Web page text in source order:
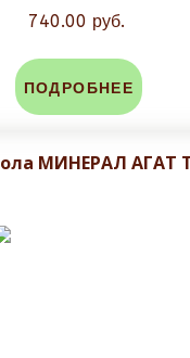
740.00 руб.
ПОДРОБНЕЕ
МИНЕРАЛ АГАТ